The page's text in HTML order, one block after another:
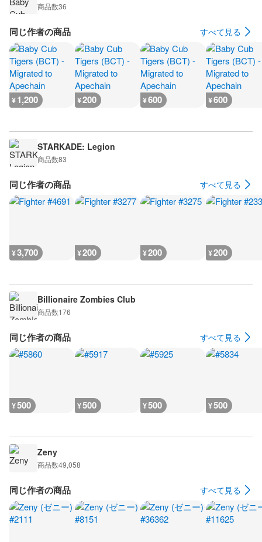
商品数36
同じ作者の商品 すべて見る
¥1,200 ¥200 ¥600 ¥600
STARKADE: Legion
商品数83
同じ作者の商品 すべて見る
¥3,700 ¥200 ¥200 ¥200
Billionaire Zombies Club
商品数176
同じ作者の商品 すべて見る
¥500 ¥500 ¥500 ¥500
Zeny
商品数49,058
同じ作者の商品 すべて見る